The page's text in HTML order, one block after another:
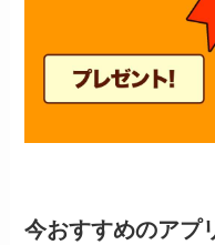
今おすすめのアプ